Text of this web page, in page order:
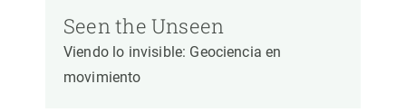
Seen the Unseen
Viendo lo invisible: Geociencia en
movimiento